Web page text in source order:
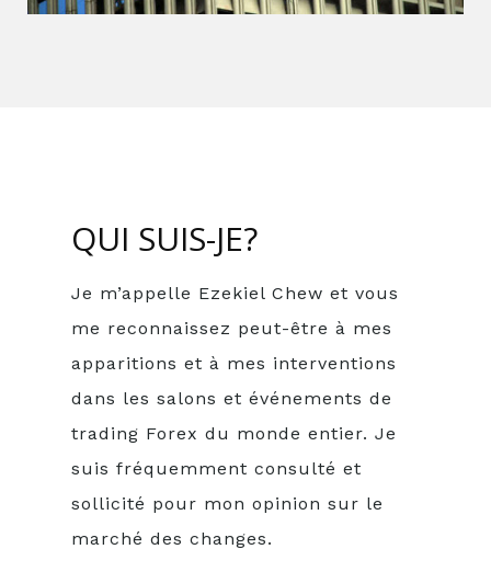
QUI SUIS-JE?
Je m’appelle Ezekiel Chew et vous
me reconnaissez peut-être à mes
apparitions et à mes interventions
dans les salons et événements de
trading Forex du monde entier. Je
suis fréquemment consulté et
sollicité pour mon opinion sur le
marché des changes.